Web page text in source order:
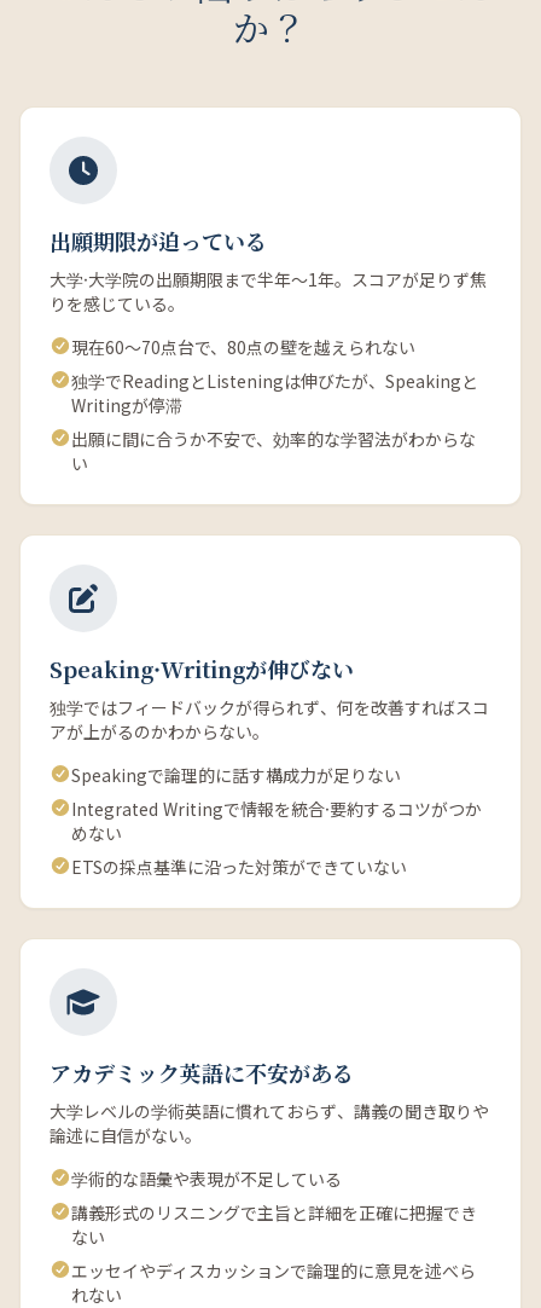
か？
出願期限が迫っている
大学·大学院の出願期限まで半年〜1年。スコアが足りず焦
りを感じている。
現在60〜70点台で、80点の壁を越えられない
独学でReadingとListeningは伸びたが、Speakingと
Writingが停滞
出願に間に合うか不安で、効率的な学習法がわからな
い
Speaking·Writingが伸びない
独学ではフィードバックが得られず、何を改善すればスコ
アが上がるのかわからない。
Speakingで論理的に話す構成力が足りない
Integrated Writingで情報を統合·要約するコツがつか
めない
ETSの採点基準に沿った対策ができていない
アカデミック英語に不安がある
大学レベルの学術英語に慣れておらず、講義の聞き取りや
論述に自信がない。
学術的な語彙や表現が不足している
講義形式のリスニングで主旨と詳細を正確に把握でき
ない
エッセイやディスカッションで論理的に意見を述べら
れない